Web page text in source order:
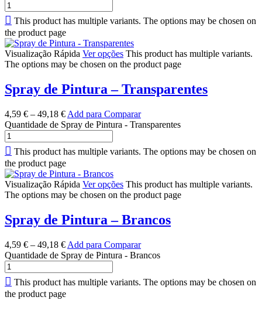
This product has multiple variants. The options may be chosen on
the product page
Visualização Rápida Ver opções This product has multiple variants.
The options may be chosen on the product page
Spray de Pintura – Transparentes
4,59 € – 49,18 € Add para Comparar
Quantidade de Spray de Pintura - Transparentes
This product has multiple variants. The options may be chosen on
the product page
Visualização Rápida Ver opções This product has multiple variants.
The options may be chosen on the product page
Spray de Pintura – Brancos
4,59 € – 49,18 € Add para Comparar
Quantidade de Spray de Pintura - Brancos
This product has multiple variants. The options may be chosen on
the product page